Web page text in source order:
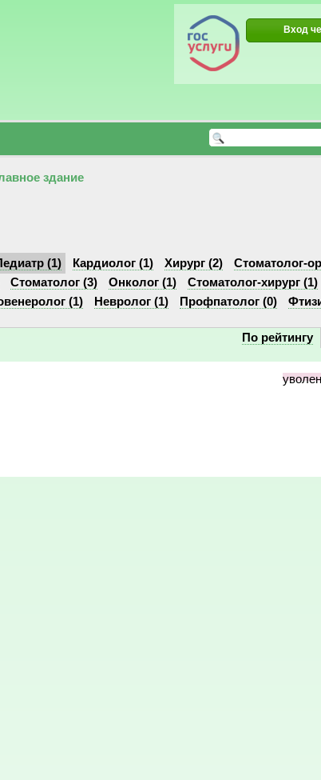
Вход
здание
(1) Кардиолог (1) Хирург (2)
Стоматолог-
Стоматолог (3) Онколог (1) Стоматолог-хирург (1)
(1) Невролог (1) Профпатолог (0)
По рейтингу